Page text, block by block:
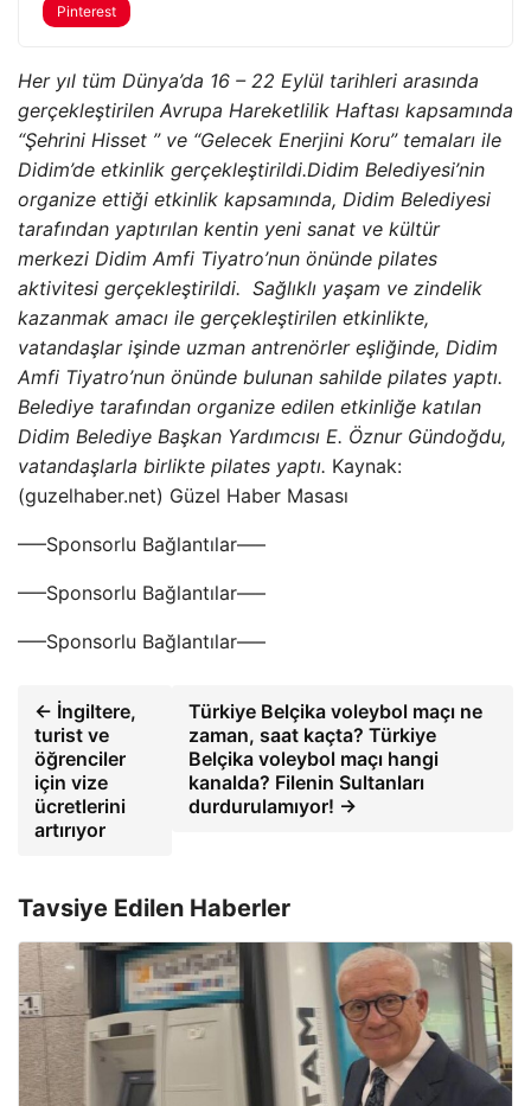
Pinterest
Her yıl tüm Dünya’da 16 – 22 Eylül tarihleri arasında
gerçekleştirilen Avrupa Hareketlilik Haftası kapsamında
“Şehrini Hisset ” ve “Gelecek Enerjini Koru” temaları ile
Didim’de etkinlik gerçekleştirildi.Didim Belediyesi’nin
organize ettiği etkinlik kapsamında, Didim Belediyesi
tarafından yaptırılan kentin yeni sanat ve kültür
merkezi Didim Amfi Tiyatro’nun önünde pilates
aktivitesi gerçekleştirildi. Sağlıklı yaşam ve zindelik
kazanmak amacı ile gerçekleştirilen etkinlikte,
vatandaşlar işinde uzman antrenörler eşliğinde, Didim
Amfi Tiyatro’nun önünde bulunan sahilde pilates yaptı.
Belediye tarafından organize edilen etkinliğe katılan
Didim Belediye Başkan Yardımcısı E. Öznur Gündoğdu,
vatandaşlarla birlikte pilates yaptı. Kaynak:
(guzelhaber.net) Güzel Haber Masası
—–Sponsorlu Bağlantılar—–
—–Sponsorlu Bağlantılar—–
—–Sponsorlu Bağlantılar—–
← İngiltere,
turist ve
öğrenciler
için vize
ücretlerini
artırıyor
Türkiye Belçika voleybol maçı ne
zaman, saat kaçta? Türkiye
Belçika voleybol maçı hangi
kanalda? Filenin Sultanları
durdurulamıyor! →
Tavsiye Edilen Haberler